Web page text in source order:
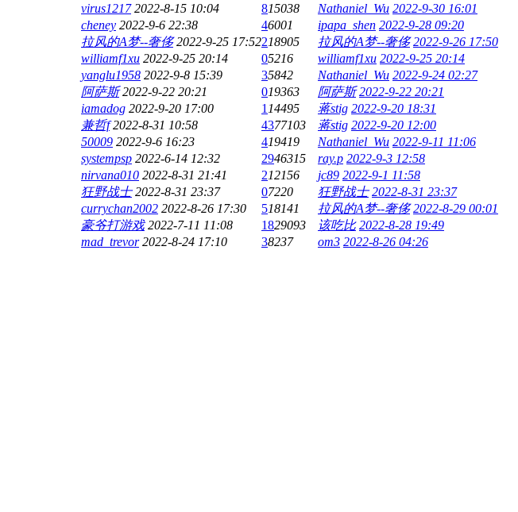
virus1217 2022-8-15 10:04 815038 Nathaniel_Wu 2022-9-30 16:01
cheney 2022-9-6 22:38 46001 ipapa_shen 2022-9-28 09:20
拉风的A梦--奢侈 2022-9-25 17:52218905 拉风的A梦--奢侈 2022-9-26 17:50
williamf1xu 2022-9-25 20:14 05216 williamf1xu 2022-9-25 20:14
yanglu1958 2022-9-8 15:39 35842 Nathaniel_Wu 2022-9-24 02:27
阿萨斯 2022-9-22 20:21 019363 阿萨斯 2022-9-22 20:21
iamadog 2022-9-20 17:00 1 14495 蒋stig 2022-9-20 18:31
兼哲f 2022-8-31 10:58 4377103 蒋stig 2022-9-20 12:00
50009 2022-9-6 16:23 419419 Nathaniel_Wu 2022-9-11 11:06
systempsp 2022-6-14 12:32 2946315 ray.p 2022-9-3 12:58
nirvana010 2022-8-31 21:41 212156 jc89 2022-9-1 11:58
狂野战士 2022-8-31 23:37 07220 狂野战士 2022-8-31 23:37
currychan2002 2022-8-26 17:30 518141 拉风的A梦--奢侈 2022-8-29 00:01
豪爷打游戏 2022-7-11 11:08 1829093 该吃比 2022-8-28 19:49
mad_trevor 2022-8-24 17:10 38237 om3 2022-8-26 04:26